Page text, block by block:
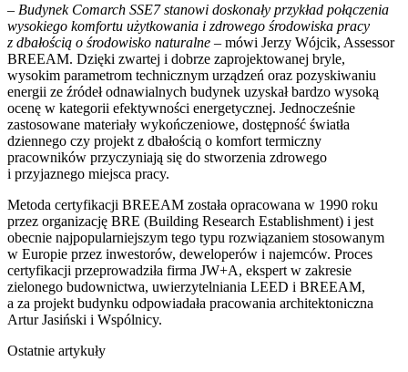
– Budynek Comarch SSE7 stanowi doskonały przykład połączenia
wysokiego komfortu użytkowania i zdrowego środowiska pracy
z dbałością o środowisko naturalne – mówi Jerzy Wójcik, Assessor
BREEAM. Dzięki zwartej i dobrze zaprojektowanej bryle,
wysokim parametrom technicznym urządzeń oraz pozyskiwaniu
energii ze źródeł odnawialnych budynek uzyskał bardzo wysoką
ocenę w kategorii efektywności energetycznej. Jednocześnie
zastosowane materiały wykończeniowe, dostępność światła
dziennego czy projekt z dbałością o komfort termiczny
pracowników przyczyniają się do stworzenia zdrowego
i przyjaznego miejsca pracy.
Metoda certyfikacji BREEAM została opracowana w 1990 roku
przez organizację BRE (Building Research Establishment) i jest
obecnie najpopularniejszym tego typu rozwiązaniem stosowanym
w Europie przez inwestorów, deweloperów i najemców. Proces
certyfikacji przeprowadziła firma JW+A, ekspert w zakresie
zielonego budownictwa, uwierzytelniania LEED i BREEAM,
a za projekt budynku odpowiadała pracowania architektoniczna
Artur Jasiński i Wspólnicy.
Ostatnie artykuły